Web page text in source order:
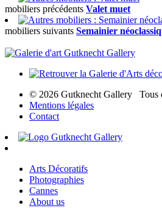
mobiliers précédents Valet muet
mobiliers suivants Semainier
© 2026 Gutknecht Gallery Tous
Mentions légales
Contact
Arts Décoratifs
Photographies
Cannes
About us